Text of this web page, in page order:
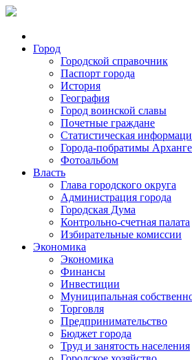
Город
Городской справочник
Паспорт города
История
География
Город воинской славы
Почетные граждане
Статистическая
Города-побратимы
Фотоальбом
Власть
Глава городского округа
Администрация города
Городская Дума
Контрольно-счетная палата
Избирательные комиссии
Экономика
Экономика
Финансы
Инвестиции
Муниципальная
Торговля
Предпринимательство
Бюджет города
Труд и занятость населения